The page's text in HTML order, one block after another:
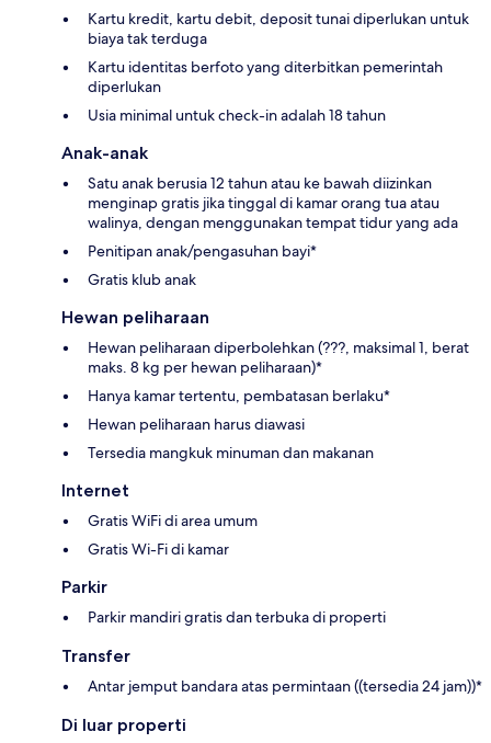
Kartu kredit, kartu debit, deposit tunai diperlukan untuk
biaya tak terduga
Kartu identitas berfoto yang diterbitkan pemerintah
diperlukan
Usia minimal untuk check-in adalah 18 tahun
Anak-anak
Satu anak berusia 12 tahun atau ke bawah diizinkan
menginap gratis jika tinggal di kamar orang tua atau
walinya, dengan menggunakan tempat tidur yang ada
Penitipan anak/pengasuhan bayi*
Gratis klub anak
Hewan peliharaan
Hewan peliharaan diperbolehkan (???, maksimal 1, berat
maks. 8 kg per hewan peliharaan)*
Hanya kamar tertentu, pembatasan berlaku*
Hewan peliharaan harus diawasi
Tersedia mangkuk minuman dan makanan
Internet
Gratis WiFi di area umum
Gratis Wi-Fi di kamar
Parkir
Parkir mandiri gratis dan terbuka di properti
Transfer
Antar jemput bandara atas permintaan ((tersedia 24 jam))*
Di luar properti